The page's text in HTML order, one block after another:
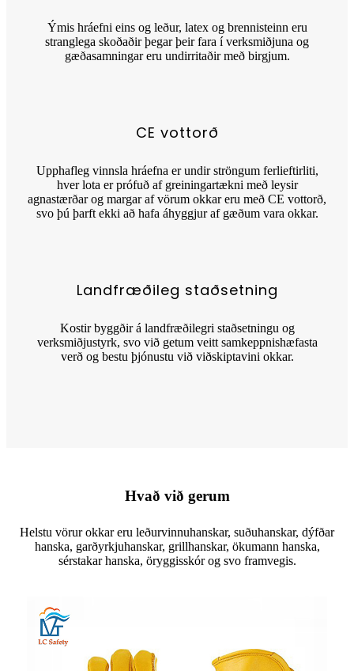
Ýmis hráefni eins og leður, latex og brennisteinn eru
stranglega skoðaðir þegar þeir fara í verksmiðjuna og
gæðasamningar eru undirritaðir með birgjum.
CE vottorð
Upphafleg vinnsla hráefna er undir ströngum ferlieftirliti,
hver lota er prófuð af greiningartækni með leysir
agnastærðar og margar af vörum okkar eru með CE vottorð,
svo þú þarft ekki að hafa áhyggjur af gæðum vara okkar.
Landfræðileg staðsetning
Kostir byggðir á landfræðilegri staðsetningu og
verksmiðjustyrk, svo við getum veitt samkeppnishæfasta
verð og bestu þjónustu við viðskiptavini okkar.
Hvað við gerum
Helstu vörur okkar eru leðurvinnuhanskar, suðuhanskar, dýfðar
hanska, garðyrkjuhanskar, grillhanskar, ökumann hanska,
sérstakar hanska, öryggisskór og svo framvegis.